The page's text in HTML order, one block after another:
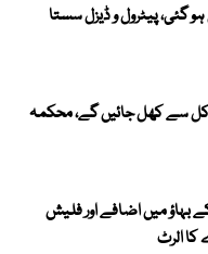
گئی، پیٹرول و ڈیزل سستا
کل سے کھل جائیں گے، محکمہ
بہاؤ میں اضافے اور فلیش
کا الرٹ